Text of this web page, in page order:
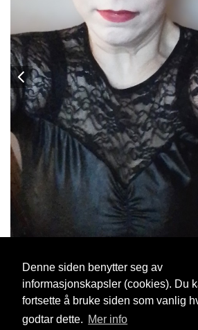
Denne siden benytter seg av
informasjonskapsler (cookies). Du
fortsette å bruke siden som vanlig
godtar dette. Mer info
Karine 23 Mar, 2026
Blogg Support Kontakt oss